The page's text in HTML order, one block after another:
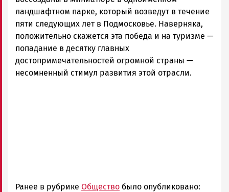
ландшафтном парке, который возведут в течение
пяти следующих лет в Подмосковье. Наверняка,
положительно скажется эта победа и на туризме —
попадание в десятку главных
достопримечательностей огромной страны —
несомненный стимул развития этой отрасли.
Ранее в рубрике Общество было опубликовано: